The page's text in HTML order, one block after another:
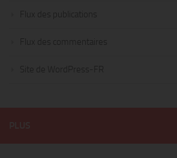
Flux des publications
Flux des commentaires
Site de WordPress-FR